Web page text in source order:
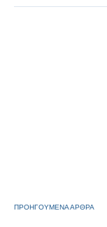
ΠΡΟΗΓΟΥΜΕΝΑ ΑΡΘΡΑ